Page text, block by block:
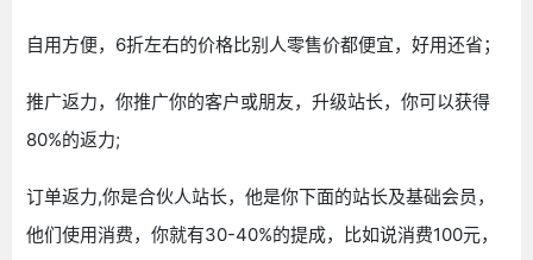
自用方便，6折左右的价格比别人零售价都便宜，好用还省；
推广返力，你推广你的客户或朋友，升级站长，你可以获得
80%的返力;
订单返力,你是合伙人站长，他是你下面的站长及基础会员，
他们使用消费，你就有30-40%的提成，比如说消费100元，